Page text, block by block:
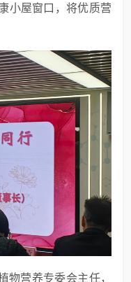
小屋窗口，将优质营
物营养专委会主任，